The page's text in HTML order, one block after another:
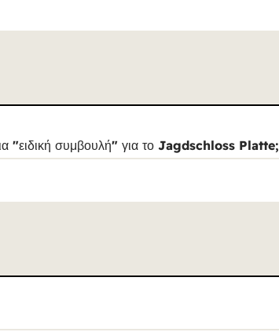
"ειδική συμβουλή" για το Jagdschloss Platte;